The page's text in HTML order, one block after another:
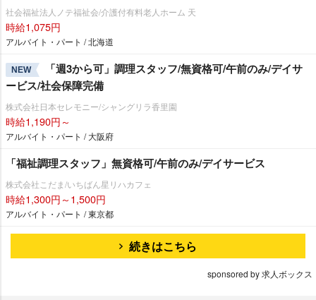
社会福祉法人ノテ福祉会/介護付有料老人ホーム 天
時給1,075円
アルバイト・パート / 北海道
NEW
「週3から可」調理スタッフ/無資格可/午前のみ/デイサ
ービス/社会保障完備
株式会社日本セレモニー/シャングリラ香里園
時給1,190円～
アルバイト・パート / 大阪府
「福祉調理スタッフ」無資格可/午前のみ/デイサービス
株式会社こだま/いちばん星リハカフェ
時給1,300円～1,500円
アルバイト・パート / 東京都
続きはこちら
sponsored by 求人ボックス